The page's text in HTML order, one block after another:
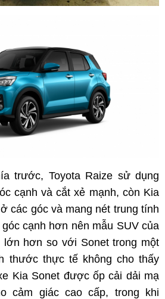
trước, Toyota Raize sử dụng
cạnh và cắt xẻ mạnh, còn Kia
các góc và mang nét trung tính
cạnh hơn nên mẫu SUV của
lớn hơn so với Sonet trong một
thước thực tế không cho thấy
Kia Sonet được ốp cải dải mạ
cảm giác cao cấp, trong khi